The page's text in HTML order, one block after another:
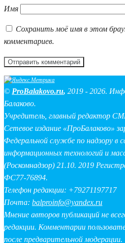
Имя
Сохранить моё имя в этом
комментариев.
© ProBalakovo.ru, 2019 - 2026.
Балаково.
Учредитель, главный редактор
Сетевое издание «ПроБалаково»
Федеральной службе по надзору в
информационных технологий и
(Роскомнадзор) 21.10. 2019
ФС77-76894.
Телефон редакции: +79271197717
Почта: balproinfo@yandex.ru
Мнение авторов публикаций не
редакции. Комментарии
после предварительной модерации.